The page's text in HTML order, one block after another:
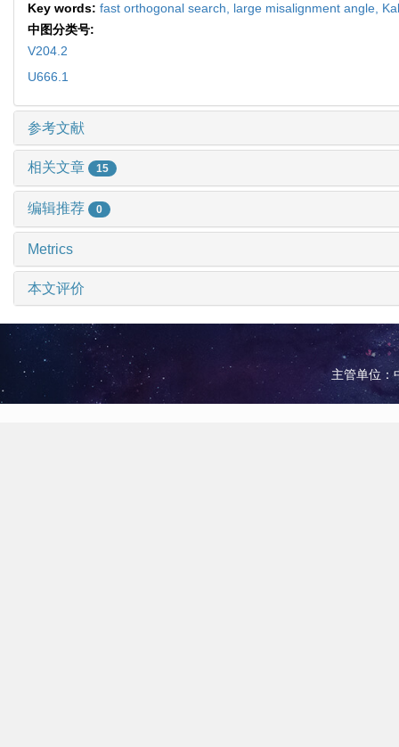
Key words: fast orthogonal search, large misalignment angle,
中图分类号:
V204.2
U666.1
参考文献
相关文章 15
编辑推荐 0
Metrics
本文评价
主管单位：